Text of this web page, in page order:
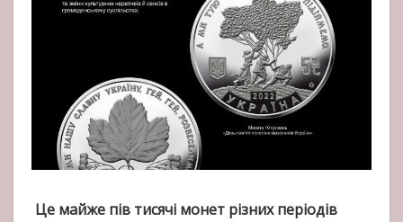
Це майже пів тисячі монет різних періодів